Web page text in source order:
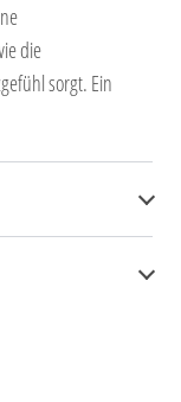
die
sorgt. Ein